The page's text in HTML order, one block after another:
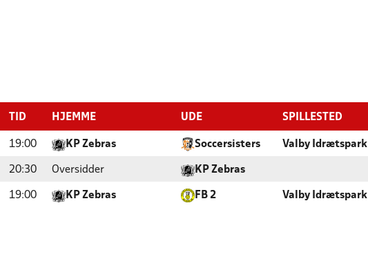
TID HJEMME UDE SPILLESTED
19:00 KP Zebras Soccersisters Valby Idrætspark
20:30 Oversidder KP Zebras
19:00 KP Zebras FB 2 Valby Idrætspark